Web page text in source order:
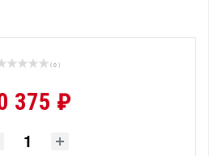
( 0 )
375 ₽